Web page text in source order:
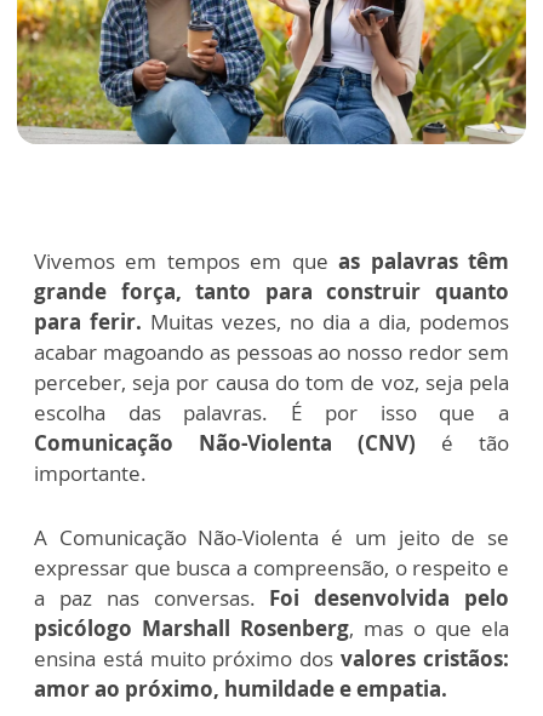
Vivemos em tempos em queas palavras têm
grande força, tanto para construir quanto
para ferir. Muitas vezes, no dia a dia, podemos
acabar magoando as pessoas ao nosso redor sem
perceber, seja por causa do tom de voz, seja pela
escolha das palavras. É por isso que a
Comunicação Não-Violenta (CNV) é tão
importante.
A Comunicação Não-Violenta é um jeito de se
expressar que busca a compreensão, o respeito e
a paz nas conversas. Foi desenvolvida pelo
psicólogo Marshall Rosenberg, mas o que ela
ensina está muito próximo dos valores cristãos:
amor ao próximo, humildade e empatia.